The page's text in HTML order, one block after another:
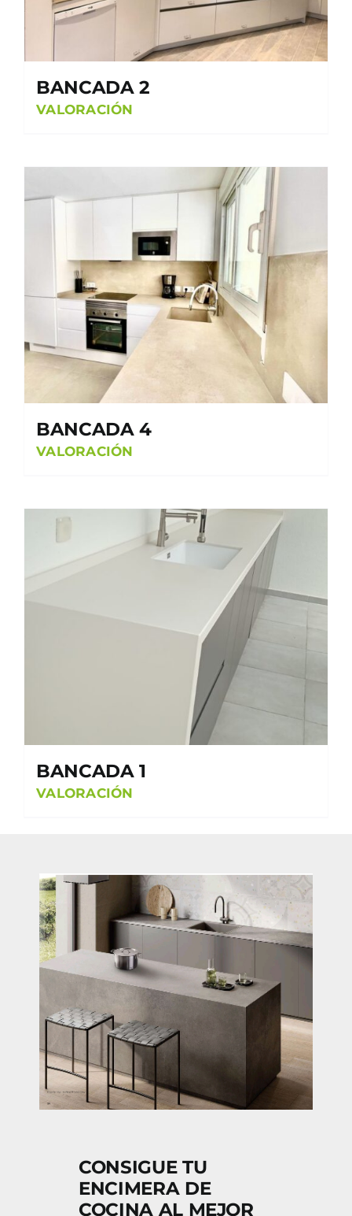
BANCADA 2
VALORACIÓN
BANCADA 4
VALORACIÓN
BANCADA 1
VALORACIÓN
CONSIGUE TU
ENCIMERA DE
COCINA AL MEJOR